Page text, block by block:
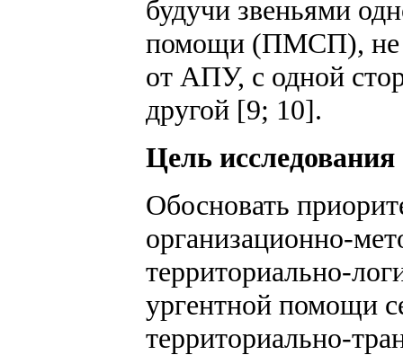
будучи звеньями
помощи (ПМСП), не
от АПУ, с одной
другой [9; 10].
Цель исследования
Обосновать
организационно-
территориально-
ургентной помощи
территориально-